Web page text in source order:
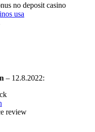
no deposit casino
usa
– 12.8.2022:
review